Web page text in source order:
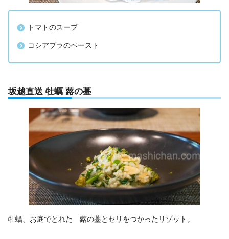
トマトのスープ
コシアブラのペースト
坂越直送 牡蠣 蕗の薹
牡蠣、お庭でとれた 蕗の薹とセリをつかったリゾット。